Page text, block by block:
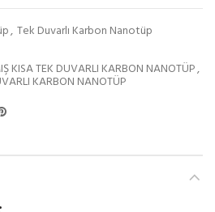
, Tek Duvarlı Karbon Nanotüp
KISA TEK DUVARLI KARBON NANOTÜP,
KARBON NANOTÜP